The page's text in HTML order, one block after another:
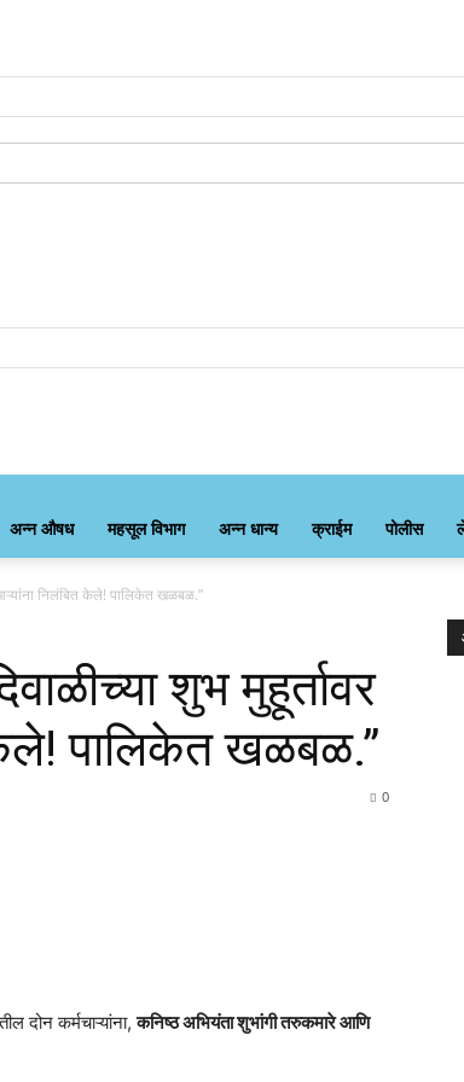
अन्न औषध महसूल विभाग अन्न धान्य क्राईम पोलीस
निलंबित केले! पालिकेत खळबळ.”
शुभ मुहूर्तावर
केले! पालिकेत खळबळ.”
0
दोन कर्मचाऱ्यांना,कनिष्ठ अभियंता शुभांगी तरुकमारे आणि